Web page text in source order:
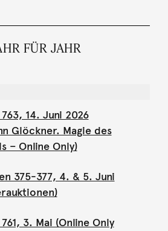
FÜR JAHR
14. Juni 2026
Glöckner. Magie des
– Online Only)
375-377, 4. & 5. Juni
3. Mai (Online Only